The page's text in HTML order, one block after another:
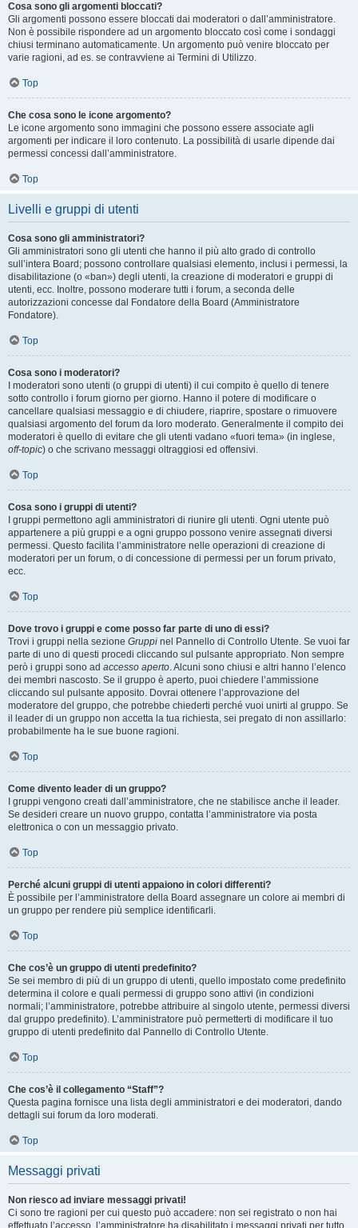
Cosa sono gli argomenti bloccati?
Gli argomenti possono essere bloccati dai moderatori o dall’amministratore.
Non è possibile rispondere ad un argomento bloccato così come i sondaggi
chiusi terminano automaticamente. Un argomento può venire bloccato per
varie ragioni, ad es. se contravviene ai Termini di Utilizzo.
Top
Che cosa sono le icone argomento?
Le icone argomento sono immagini che possono essere associate agli
argomenti per indicare il loro contenuto. La possibilità di usarle dipende dai
permessi concessi dall’amministratore.
Top
Livelli e gruppi di utenti
Cosa sono gli amministratori?
Gli amministratori sono gli utenti che hanno il più alto grado di controllo
sull’intera Board; possono controllare qualsiasi elemento, inclusi i permessi, la
disabilitazione (o «ban») degli utenti, la creazione di moderatori e gruppi di
utenti, ecc. Inoltre, possono moderare tutti i forum, a seconda delle
autorizzazioni concesse dal Fondatore della Board (Amministratore
Fondatore).
Top
Cosa sono i moderatori?
I moderatori sono utenti (o gruppi di utenti) il cui compito è quello di tenere
sotto controllo i forum giorno per giorno. Hanno il potere di modificare o
cancellare qualsiasi messaggio e di chiudere, riaprire, spostare o rimuovere
qualsiasi argomento del forum da loro moderato. Generalmente il compito dei
moderatori è quello di evitare che gli utenti vadano «fuori tema» (in inglese,
off-topic) o che scrivano messaggi oltraggiosi ed offensivi.
Top
Cosa sono i gruppi di utenti?
I gruppi permettono agli amministratori di riunire gli utenti. Ogni utente può
appartenere a più gruppi e a ogni gruppo possono venire assegnati diversi
permessi. Questo facilita l’amministratore nelle operazioni di creazione di
moderatori per un forum, o di concessione di permessi per un forum privato,
ecc.
Top
Dove trovo i gruppi e come posso far parte di uno di essi?
Trovi i gruppi nella sezione Gruppi nel Pannello di Controllo Utente. Se vuoi far
parte di uno di questi procedi cliccando sul pulsante appropriato. Non sempre
però i gruppi sono ad accesso aperto. Alcuni sono chiusi e altri hanno l’elenco
dei membri nascosto. Se il gruppo è aperto, puoi chiedere l’ammissione
cliccando sul pulsante apposito. Dovrai ottenere l’approvazione del
moderatore del gruppo, che potrebbe chiederti perché vuoi unirti al gruppo. Se
il leader di un gruppo non accetta la tua richiesta, sei pregato di non assillarlo:
probabilmente ha le sue buone ragioni.
Top
Come divento leader di un gruppo?
I gruppi vengono creati dall’amministratore, che ne stabilisce anche il leader.
Se desideri creare un nuovo gruppo, contatta l’amministratore via posta
elettronica o con un messaggio privato.
Top
Perché alcuni gruppi di utenti appaiono in colori differenti?
È possibile per l’amministratore della Board assegnare un colore ai membri di
un gruppo per rendere più semplice identificarli.
Top
Che cos’è un gruppo di utenti predefinito?
Se sei membro di più di un gruppo di utenti, quello impostato come predefinito
determina il colore e quali permessi di gruppo sono attivi (in condizioni
normali; l’amministratore, potrebbe attribuire al singolo utente, permessi diversi
dal gruppo predefinito). L’amministratore può permetterti di modificare il tuo
gruppo di utenti predefinito dal Pannello di Controllo Utente.
Top
Che cos’è il collegamento “Staff”?
Questa pagina fornisce una lista degli amministratori e dei moderatori, dando
dettagli sui forum da loro moderati.
Top
Messaggi privati
Non riesco ad inviare messaggi privati!
Ci sono tre ragioni per cui questo può accadere: non sei registrato o non hai
effettuato l’accesso, l’amministratore ha disabilitato i messaggi privati per tutto